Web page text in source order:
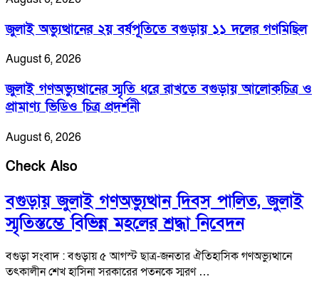
জুলাই অভ্যুত্থানের ২য় বর্ষপূতিতে বগুড়ায় ১১ দলের গণমিছিল
August 6, 2026
জুলাই গণঅভ্যুত্থানের স্মৃতি ধরে রাখতে বগুড়ায় আলোকচিত্র ও
প্রামাণ্য ভিডিও চিত্র প্রদর্শনী
August 6, 2026
Check Also
বগুড়ায় জুলাই গণঅভ্যুত্থান দিবস পালিত, জুলাই
স্মৃতিস্তম্ভে বিভিন্ন মহলের শ্রদ্ধা নিবেদন
বগুড়া সংবাদ : বগুড়ায় ৫ আগস্ট ছাত্র-জনতার ঐতিহাসিক গণঅভ্যুত্থানে
তৎকালীন শেখ হাসিনা সরকারের পতনকে স্মরণ …